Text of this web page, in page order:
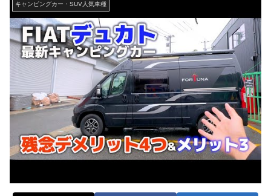
キャンピングカー・SUV人気車種